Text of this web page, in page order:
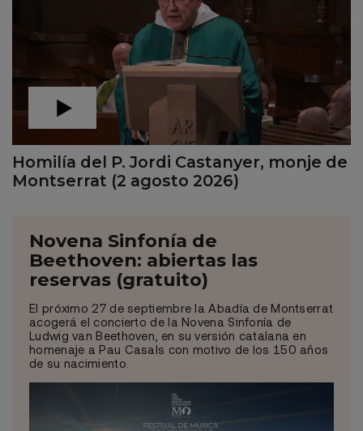
Homilía del P. Jordi Castanyer, monje de
Montserrat (2 agosto 2026)
Novena Sinfonía de
Beethoven: abiertas las
reservas (gratuito)
El próximo 27 de septiembre la Abadía de Montserrat
acogerá el concierto de la Novena Sinfonía de
Ludwig van Beethoven, en su versión catalana en
homenaje a Pau Casals con motivo de los 150 años
de su nacimiento.